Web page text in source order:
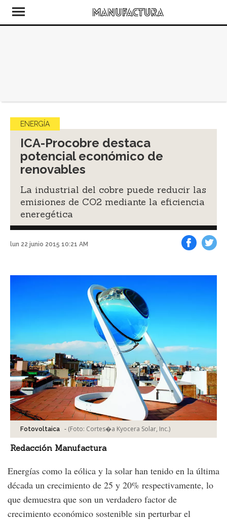
ENERGÍA
ICA-Procobre destaca
potencial económico de
renovables
La industrial del cobre puede reducir las
emisiones de CO2 mediante la eficiencia
eneregética
lun 22 junio 2015 10:21 AM
Fotovoltaica - (Foto: Cortes�a Kyocera Solar, Inc.)
Redacción Manufactura
Energías como la eólica y la solar han tenido en la última
década un crecimiento de 25 y 20% respectivamente, lo
que demuestra que son un verdadero factor de
crecimiento económico sostenible sin perturbar el